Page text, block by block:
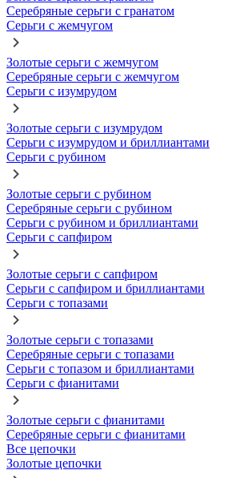
Серебряные серьги с гранатом
Серьги с жемчугом
Золотые серьги с жемчугом
Серебряные серьги с жемчугом
Серьги с изумрудом
Золотые серьги с изумрудом
Серьги с изумрудом и бриллиантами
Серьги с рубином
Золотые серьги с рубином
Серебряные серьги с рубином
Серьги с рубином и бриллиантами
Серьги с сапфиром
Золотые серьги с сапфиром
Серьги с сапфиром и бриллиантами
Серьги с топазами
Золотые серьги с топазами
Серебряные серьги с топазами
Серьги с топазом и бриллиантами
Серьги с фианитами
Золотые серьги с фианитами
Серебряные серьги с фианитами
Все цепочки
Золотые цепочки